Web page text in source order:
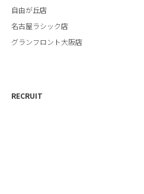
自由が丘店
名古屋ラシック店
グランフロント大阪店
RECRUIT